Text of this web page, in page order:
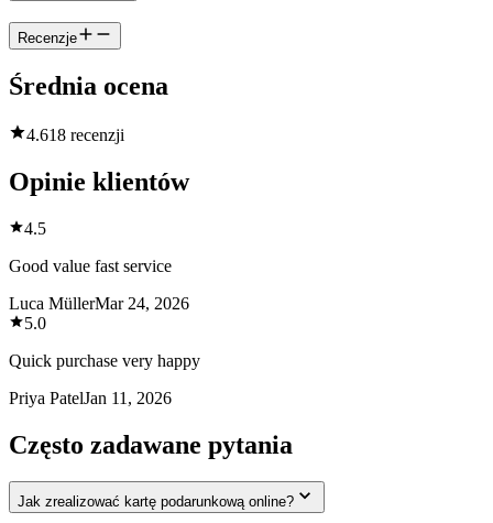
Recenzje
Średnia ocena
4.618 recenzji
Opinie klientów
4.5
Good value fast service
Luca MüllerMar 24, 2026
5.0
Quick purchase very happy
Priya PatelJan 11, 2026
Często zadawane pytania
Jak zrealizować kartę podarunkową online?